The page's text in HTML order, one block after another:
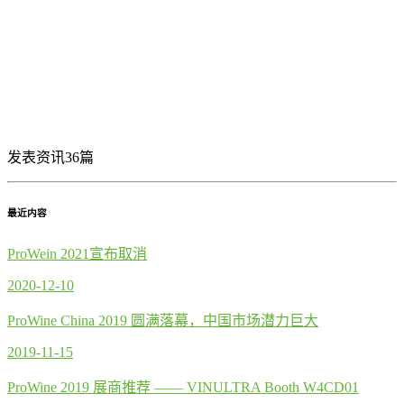
发表资讯36篇
最近内容
ProWein 2021宣布取消
2020-12-10
ProWine China 2019 圆满落幕，中国市场潜力巨大
2019-11-15
ProWine 2019 展商推荐 —— VINULTRA Booth W4CD01